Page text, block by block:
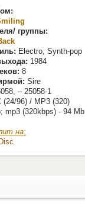
группы:
Electro, Synth-pop
1984
8
Sire
– 25058-1
(24/96) / MP3 (320)
mp3 (320kbps) - 94 Mb
на: